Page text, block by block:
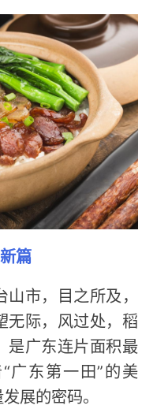
篇
市，目之所及，
无际，风过处，稻
是广东连片面积最
广东第一田”的美
展的密码。